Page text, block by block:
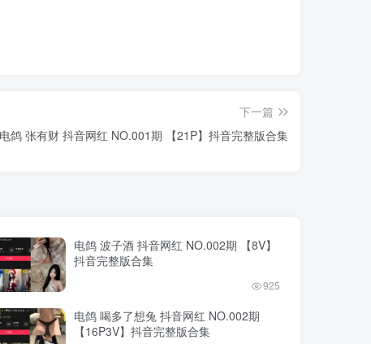
下一篇
电鸽 张有财 抖音网红 NO.001期 【21P】抖音完整版合集
电鸽 波子酒 抖音网红 NO.002期 【8V】
抖音完整版合集
925
电鸽 喝多了想兔 抖音网红 NO.002期
【16P3V】抖音完整版合集